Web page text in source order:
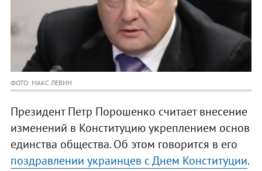
ФОТО: МАКС ЛЕВИН
Президент Петр Порошенко считает внесение
изменений в Конституцию укреплением основ
единства общества. Об этом говорится в его
поздравлении украинцев с Днем Конституции.